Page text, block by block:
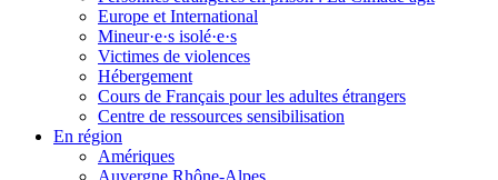
Europe et International
Mineur·e·s isolé·e·s
Victimes de violences
Hébergement
Cours de Français pour les adultes étrangers
Centre de ressources sensibilisation
En région
Amériques
Auvergne Rhône-Alpes